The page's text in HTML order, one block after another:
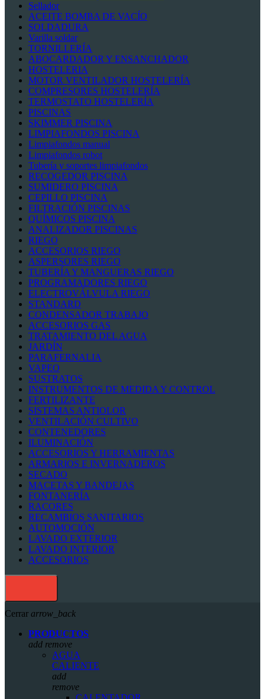
Sellador
ACEITE BOMBA DE VACÍO
SOLDADURA
Varilla soldar
TORNILLERÍA
ABOCARDADOR Y ENSANCHADOR
HOSTELERIA
MOTOR VENTILADOR HOSTELERÍA
COMPRESORES HOSTELERÍA
TERMOSTATO HOSTELERÍA
PISCINAS
SKIMMER PISCINA
LIMPIAFONDOS PISCINA
Limpiafondos manual
Limpiafondos robot
Tubería y soportes limpiafondos
RECOGEDOR PISCINA
SUMIDERO PISCINA
CEPILLO PISCINA
FILTRACIÓN PISCINAS
QUÍMICOS PISCINA
ANALIZADOR PISCINAS
RIEGO
ACCESORIOS RIEGO
ASPERSORES RIEGO
TUBERÍA Y MANGUERAS RIEGO
PROGRAMADORES RIEGO
ELECTROVÁLVULA RIEGO
STANDARD
CONDENSADOR TRABAJO
ACCESORIOS GAS
TRATAMIENTO DEL AGUA
JARDÍN
PARAFERNALIA
VAPEO
SUSTRATOS
INSTRUMENTOS DE MEDIDA Y CONTROL
FERTILIZANTE
SISTEMAS ANTIOLOR
VENTILACIÓN CULTIVO
CONTENEDORES
ILUMINACIÓN
ACCESORIOS Y HERRAMIENTAS
ARMARIOS E INVERNADEROS
SECADO
MACETAS Y BANDEJAS
FONTANERÍA
RACORES
RECAMBIOS SANITARIOS
AUTOMOCIÓN
LAVADO EXTERIOR
LAVADO INTERIOR
ACCESORIOS
Cerrar arrow_back
PRODUCTOS
add remove
AGUA
CALIENTE
add
remove